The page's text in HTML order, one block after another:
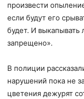
произвести
если будут его
будет. И выкапывать
запрещено».
В полиции
нарушений пока не
цветения дежурят